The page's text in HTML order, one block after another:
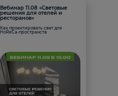
Вебинар 11.08 «Световые
решения для отелей и
ресторанов»
Как проектировать свет для
HoReCa-пространств